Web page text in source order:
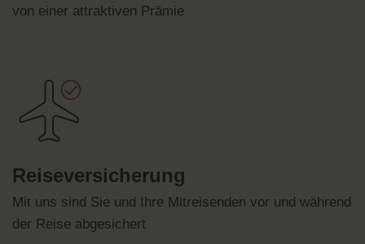
von einer attraktiven Prämie
Reiseversicherung
Mit uns sind Sie und Ihre Mitreisenden vor und während
der Reise abgesichert